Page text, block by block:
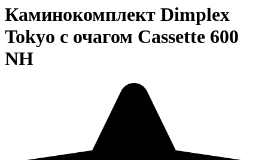
Каминокомплект Dimplex
Tokyo с очагом Cassette 600
NH